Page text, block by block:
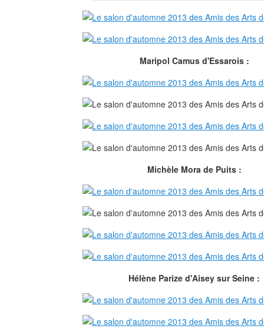
Maripol Camus d'Essarois :
Michèle Mora de Puits :
Hélène Parize d'Aisey sur Seine :